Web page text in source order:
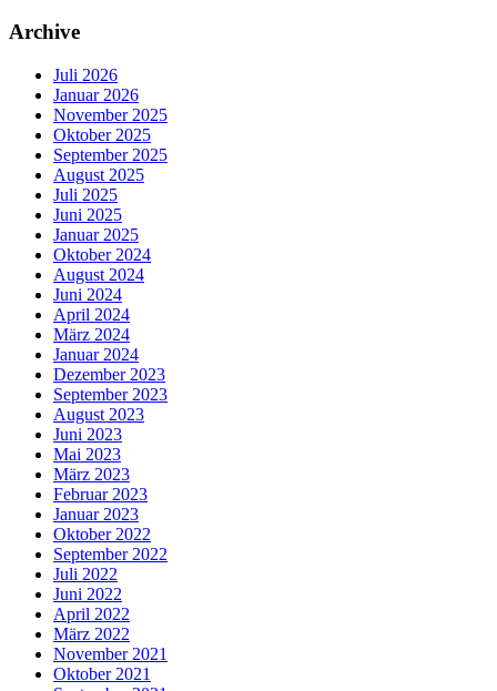
Archive
Juli 2026
Januar 2026
November 2025
Oktober 2025
September 2025
August 2025
Juli 2025
Juni 2025
Januar 2025
Oktober 2024
August 2024
Juni 2024
April 2024
März 2024
Januar 2024
Dezember 2023
September 2023
August 2023
Juni 2023
Mai 2023
März 2023
Februar 2023
Januar 2023
Oktober 2022
September 2022
Juli 2022
Juni 2022
April 2022
März 2022
November 2021
Oktober 2021